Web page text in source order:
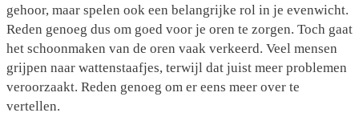
gehoor, maar spelen ook een belangrijke rol in je evenwicht.
Reden genoeg dus om goed voor je oren te zorgen. Toch gaat
het schoonmaken van de oren vaak verkeerd. Veel mensen
grijpen naar wattenstaafjes, terwijl dat juist meer problemen
veroorzaakt. Reden genoeg om er eens meer over te
vertellen.